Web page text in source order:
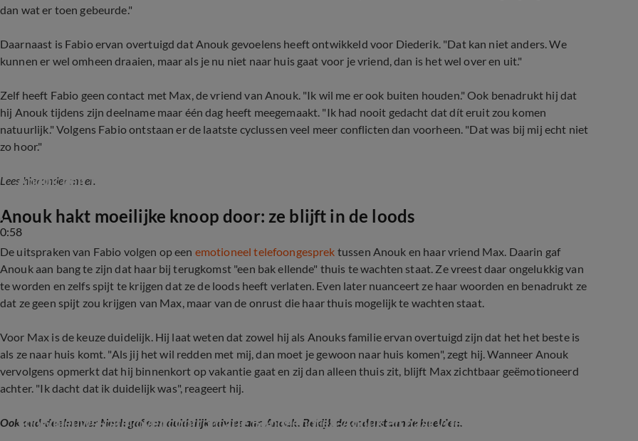
dan wat er toen gebeurde."
Daarnaast is Fabio ervan overtuigd dat Anouk gevoelens heeft ontwikkeld voor Diederik. "Dat kan niet anders. We
kunnen er wel omheen draaien, maar als je nu niet naar huis gaat voor je vriend, dan is het wel over en uit."
Zelf heeft Fabio geen contact met Max, de vriend van Anouk. "Ik wil me er ook buiten houden." Ook benadrukt hij dat
hij Anouk tijdens zijn deelname maar één dag heeft meegemaakt. "Ik had nooit gedacht dat dít eruit zou komen
natuurlijk." Volgens Fabio ontstaan er de laatste cyclussen veel meer conflicten dan voorheen. "Dat was bij mij echt niet
zo hoor."
Lees hieronder meer.
0:58
Anouk belt nog een keer haar vriend: 'Wil je echt dat ik ga?'
Anouk hakt moeilijke knoop door: ze blijft in de loods
De uitspraken van Fabio volgen op een emotioneel telefoongesprek tussen Anouk en haar vriend Max. Daarin gaf
Anouk aan bang te zijn dat haar bij terugkomst "een bak ellende" thuis te wachten staat. Ze vreest daar ongelukkig van
te worden en zelfs spijt te krijgen dat ze de loods heeft verlaten. Even later nuanceert ze haar woorden en benadrukt ze
dat ze geen spijt zou krijgen van Max, maar van de onrust die haar thuis mogelijk te wachten staat.
Voor Max is de keuze duidelijk. Hij laat weten dat zowel hij als Anouks familie ervan overtuigd zijn dat het het beste is
als ze naar huis komt. "Als jij het wil redden met mij, dan moet je gewoon naar huis komen", zegt hij. Wanneer Anouk
vervolgens opmerkt dat hij binnenkort op vakantie gaat en zij dan alleen thuis zit, blijft Max zichtbaar geëmotioneerd
achter. "Ik dacht dat ik duidelijk was", reageert hij.
Ook oud-deelnemer Noah gaf een duidelijk advies aan Anouk. Bekijk de onderstaande beelden.
Shownieuws-tafel over confrontatie Bondgenoten-Anouk en haar vriend